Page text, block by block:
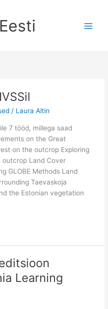
/ Laura Altin
7 tööd, millega saad
on the Great
on the outcrop Exploring
outcrop Land Cover
GLOBE Methods Land
Taevaskoja
the Estonian vegetation
Learning